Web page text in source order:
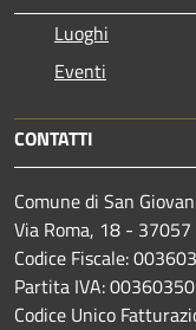
Luoghi
Eventi
CONTATTI
Comune di San
Via Roma, 18 - 37057
Codice Fiscale:
Partita IVA:
Codice Unico